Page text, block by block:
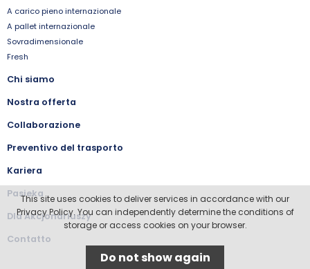
A carico pieno internazionale
A pallet internazionale
Sovradimensionale
Fresh
Chi siamo
Nostra offerta
Collaborazione
Preventivo del trasporto
Kariera
Pasieka
Dla Akcjonariuszy
Contatto
This site uses cookies to deliver services in accordance with our
Privacy Policy. You can independently determine the conditions of
storage or access cookies on your browser.
Do not show again